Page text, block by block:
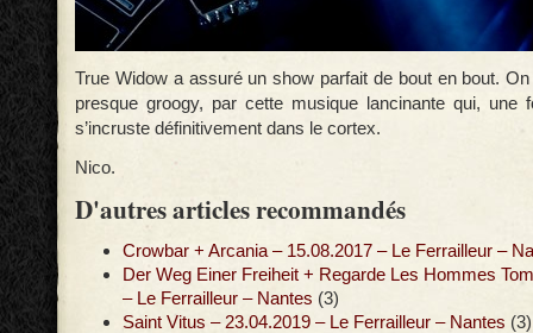
True Widow a assuré un show parfait de bout en bout.
presque groogy, par cette musique lancinante qui, une
s’incruste définitivement dans le cortex.
Nico.
D'autres articles recommandés
Crowbar + Arcania – 15.08.2017 – Le Ferrailleur –
Der Weg Einer Freiheit + Regarde Les Hommes
– Le Ferrailleur – Nantes (3)
Saint Vitus – 23.04.2019 – Le Ferrailleur – Nantes (3)